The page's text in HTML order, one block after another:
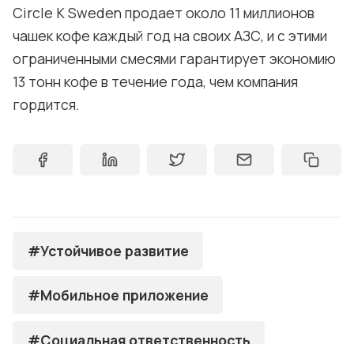
Circle K Sweden продает около 11 миллионов
чашек кофе каждый год на своих АЗС, и с этими
ограниченными смесями гарантирует экономию
13 тонн кофе в течение года, чем компания
гордится.
#Устойчивое развитие
#Мобильное приложение
#Социальная ответственность